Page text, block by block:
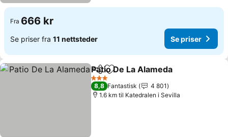
Fra 666 kr
Se priser fra 11 nettsteder Se priser
Del Legg til i favoritter
Patio De La Alameda
3 Stjerner
8,8 Fantastisk
4 801
1.6 km til Katedralen i Sevilla